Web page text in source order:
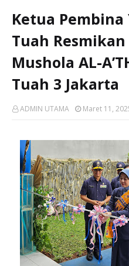
Ketua Pembina
Tuah Resmikan
Mushola AL-
Tuah 3 Jakarta
ADMIN UTAMA Maret 11,